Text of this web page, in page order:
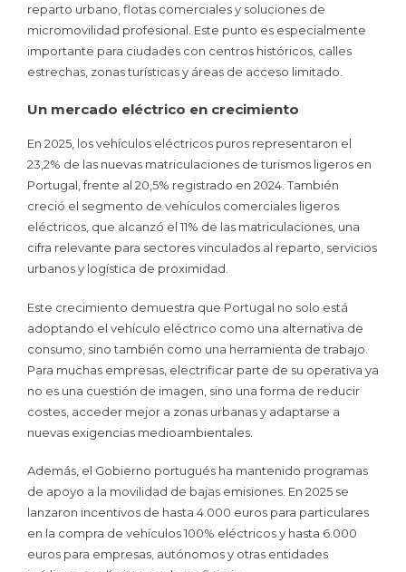
reparto urbano, flotas comerciales y soluciones de
micromovilidad profesional. Este punto es especialmente
importante para ciudades con centros históricos, calles
estrechas, zonas turísticas y áreas de acceso limitado.
Un mercado eléctrico en crecimiento
En 2025, los vehículos eléctricos puros representaron el
23,2% de las nuevas matriculaciones de turismos ligeros en
Portugal, frente al 20,5% registrado en 2024. También
creció el segmento de vehículos comerciales ligeros
eléctricos, que alcanzó el 11% de las matriculaciones, una
cifra relevante para sectores vinculados al reparto, servicios
urbanos y logística de proximidad.
Este crecimiento demuestra que Portugal no solo está
adoptando el vehículo eléctrico como una alternativa de
consumo, sino también como una herramienta de trabajo.
Para muchas empresas, electrificar parte de su operativa ya
no es una cuestión de imagen, sino una forma de reducir
costes, acceder mejor a zonas urbanas y adaptarse a
nuevas exigencias medioambientales.
Además, el Gobierno portugués ha mantenido programas
de apoyo a la movilidad de bajas emisiones. En 2025 se
lanzaron incentivos de hasta 4.000 euros para particulares
en la compra de vehículos 100% eléctricos y hasta 6.000
euros para empresas, autónomos y otras entidades